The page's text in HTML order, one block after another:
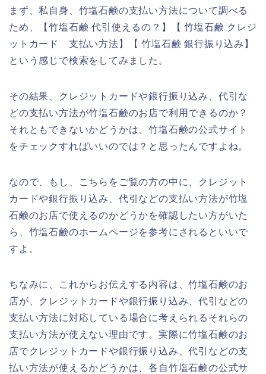
まず、私自身、竹塩石鹸の支払い方法について調べる
ため、【竹塩石鹸 代引使えるの？】【 竹塩石鹸 クレジ
ットカード 支払い方法】【 竹塩石鹸 銀行振り込み】
という感じで検索をしてみました。
その結果、クレジットカードや銀行振り込み、代引な
どの支払い方法が竹塩石鹸のお店で利用できるのか？
それともできないかどうかは、竹塩石鹸の公式サイト
をチェックすればいいのでは？と思ったんですよね。
なので、もし、こちらをご覧の方の中に、クレジット
カードや銀行振り込み、代引などの支払い方法が竹塩
石鹸のお店で使えるのかどうかを確認したい方がいた
ら、竹塩石鹸のホームページを参考にされるといいで
すよ。
ちなみに、これからお伝えする内容は、竹塩石鹸のお
店が、クレジットカードや銀行振り込み、代引などの
支払い方法に対応している場合に考えられるそれらの
支払い方法が使えない理由です。実際に竹塩石鹸のお
店でクレジットカードや銀行振り込み、代引などの支
払い方法が使えるかどうかは、各自竹塩石鹸の公式サ